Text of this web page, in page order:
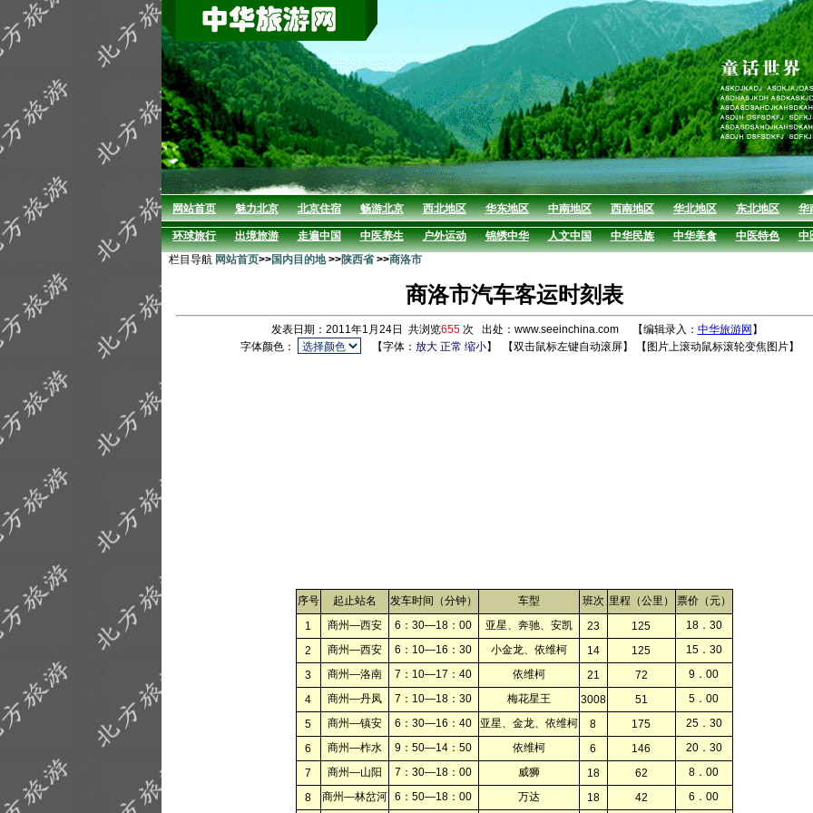
网站首页 魅力北京 北京住宿 畅游北京 西北地区 华东地区 中南地区 西南地区 华北地区 东北地区 华
环球旅行 出境旅游 走遍中国 中医养生 户外运动 锦绣中华 人文中国 中华民族 中华美食 中医特色
中
栏目导航 网站首页>>国内目的地>>陕西省>>商洛市
商洛市汽车客运时刻表
发表日期：2011年1月24日 共浏览655次 出处：www.seeinchina.com 【编辑录入： 中华旅游网 】
字体颜色：
【字体： 放大 正常 缩小】 【双击鼠标左键自动滚屏】 【图片上滚动鼠标滚轮变焦图片】
序号 起止站名 发车时间（分钟） 车型 班次 里程（公里）
票价（元）
1
商州—西安 6：30—18：00 亚星、奔驰、安凯 23 125
18．30
2
商州—西安 6：10—16：30 小金龙、依维柯 14 125
15．30
3
商州—洛南 7：10—17：40 依维柯 21 72
9．00
4
商州—丹凤 7：10—18：30 梅花星王 3008 51
5．00
5
商州—镇安 6：30—16：40 亚星、金龙、依维柯 8 175
25．30
6
商州—柞水 9：50—14：50 依维柯 6 146
20．30
7
商州—山阳 7：30—18：00 威狮 18 62
8．00
8
商州—林岔河 6：50—18：00 万达 18 42 6．00